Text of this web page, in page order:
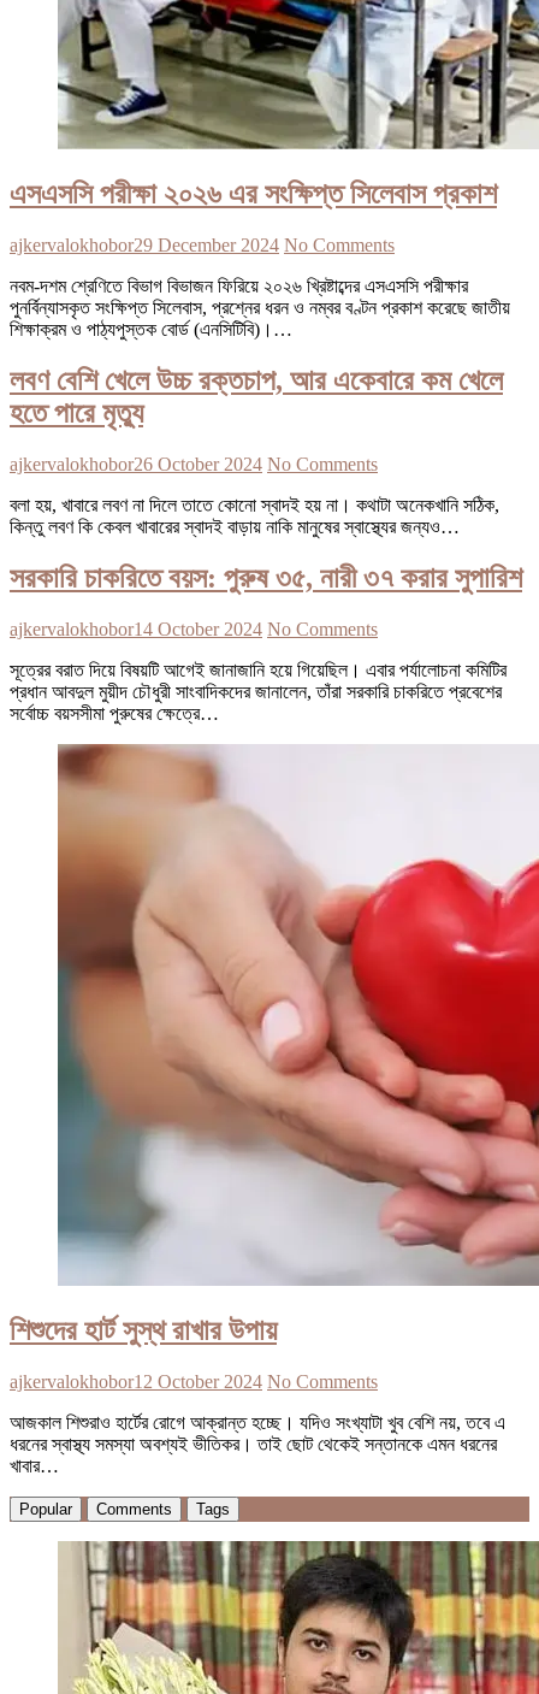
এসএসসি পরীক্ষা ২০২৬ এর সংক্ষিপ্ত সিলেবাস প্রকাশ
ajkervalokhobor29 December 2024 No Comments
নবম-দশম শ্রেণিতে বিভাগ বিভাজন ফিরিয়ে ২০২৬ খ্রিষ্টাব্দের এসএসসি পরীক্ষার
পুনর্বিন্যাসকৃত সংক্ষিপ্ত সিলেবাস, প্রশ্নের ধরন ও নম্বর বণ্টন প্রকাশ করেছে জাতীয়
শিক্ষাক্রম ও পাঠ্যপুস্তক বোর্ড (এনসিটিবি)।…
লবণ বেশি খেলে উচ্চ রক্তচাপ, আর একেবারে কম খেলে
হতে পারে মৃত্যু
ajkervalokhobor26 October 2024 No Comments
বলা হয়, খাবারে লবণ না দিলে তাতে কোনো স্বাদই হয় না। কথাটা অনেকখানি সঠিক,
কিন্তু লবণ কি কেবল খাবারের স্বাদই বাড়ায় নাকি মানুষের স্বাস্থ্যের জন্যও…
সরকারি চাকরিতে বয়স: পুরুষ ৩৫, নারী ৩৭ করার সুপারিশ
ajkervalokhobor14 October 2024 No Comments
সূত্রের বরাত দিয়ে বিষয়টি আগেই জানাজানি হয়ে গিয়েছিল। এবার পর্যালোচনা কমিটির
প্রধান আবদুল মুয়ীদ চৌধুরী সাংবাদিকদের জানালেন, তাঁরা সরকারি চাকরিতে প্রবেশের
সর্বোচ্চ বয়সসীমা পুরুষের ক্ষেত্রে…
শিশুদের হার্ট সুস্থ রাখার উপায়
ajkervalokhobor12 October 2024 No Comments
আজকাল শিশুরাও হার্টের রোগে আক্রান্ত হচ্ছে। যদিও সংখ্যাটা খুব বেশি নয়, তবে এ
ধরনের স্বাস্থ্য সমস্যা অবশ্যই ভীতিকর। তাই ছোট থেকেই সন্তানকে এমন ধরনের
খাবার…
Popular Comments Tags